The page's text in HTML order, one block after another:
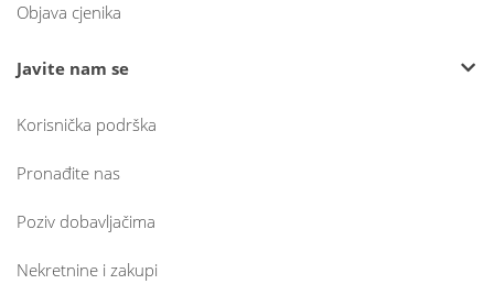
Objava cjenika
Javite nam se
Korisnička podrška
Pronađite nas
Poziv dobavljačima
Nekretnine i zakupi